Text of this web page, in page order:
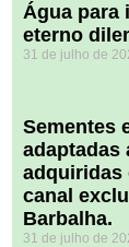
Água para
eterno
31 de julho de
Sementes
adaptadas
adquiridas
canal
Barbalha.
31 de julho de